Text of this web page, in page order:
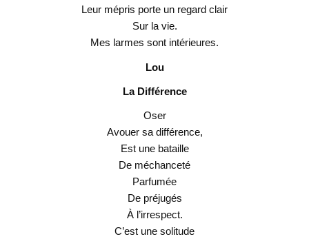
Leur mépris porte un regard clair
Sur la vie.
Mes larmes sont intérieures.
Lou
La Différence
Oser
Avouer sa différence,
Est une bataille
De méchanceté
Parfumée
De préjugés
À l’irrespect.
C’est une solitude